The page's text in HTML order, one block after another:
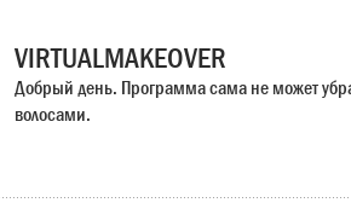
VIRTUALMAKEOVER
Добрый день. Программа сама не может
волосами.